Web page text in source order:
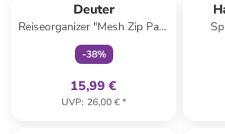
Deuter
Reiseorganizer "Mesh Zip Pack
10" in Gelb - (B)41 x (H)29 x
(T)8 cm - 10 l
-38%
15,99 €
UVP: 26,00 €*